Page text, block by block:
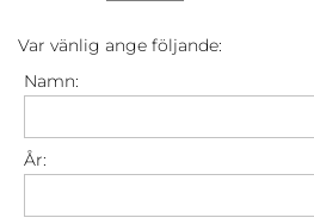
Var vänlig ange följande:
Namn:
År: